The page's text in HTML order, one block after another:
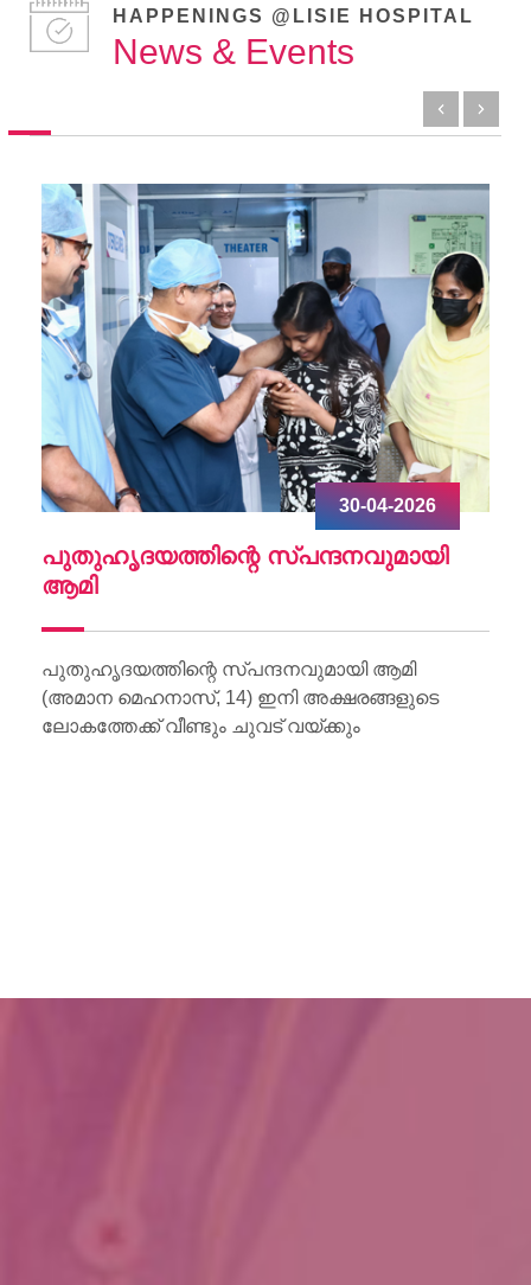
HAPPENINGS @LISIE HOSPITAL
News & Events
30-04-2026
പുതുഹൃദയത്തിന്റെ സ്പന്ദനവുമായി
ആമി
പുതുഹൃദയത്തിന്റെ സ്പന്ദനവുമായി ആമി
(അമാന മെഹനാസ്, 14) ഇനി അക്ഷരങ്ങളുടെ
ലോകത്തേക്ക് വീണ്ടും ചുവട് വയ്ക്കും